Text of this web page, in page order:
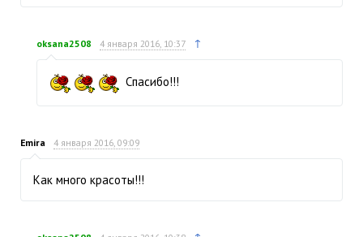
oksana2508 4 января 2016, 10:37 ↑
Спасибо!!!
Emira 4 января 2016, 09:09
Как много красоты!!!